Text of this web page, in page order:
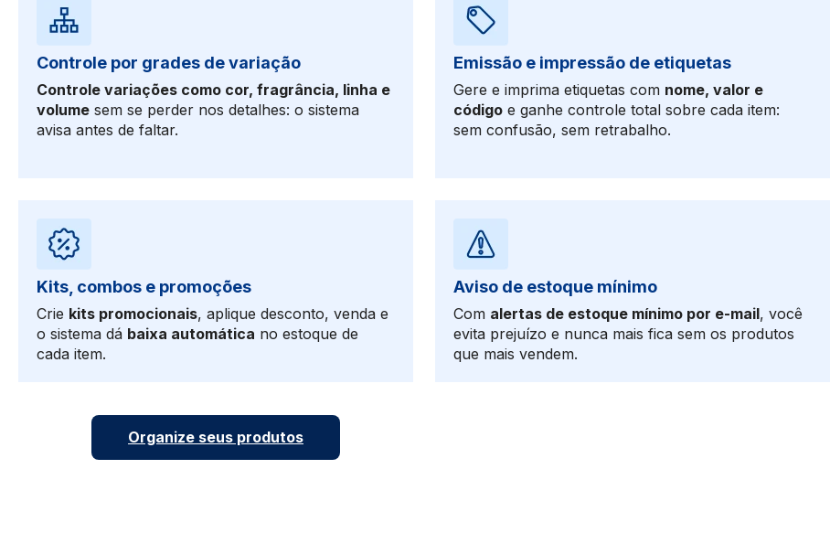
Controle por grades de variação
Controle variações como cor, fragrância, linha e
volume sem se perder nos detalhes: o sistema
avisa antes de faltar.
Emissão e impressão de etiquetas
Gere e imprima etiquetas com nome, valor e
código e ganhe controle total sobre cada item:
sem confusão, sem retrabalho.
Kits, combos e promoções
Crie kits promocionais, aplique desconto, venda e
o sistema dá baixa automática no estoque de
cada item.
Aviso de estoque mínimo
Com alertas de estoque mínimo por e-mail, você
evita prejuízo e nunca mais fica sem os produtos
que mais vendem.
Organize seus produtos